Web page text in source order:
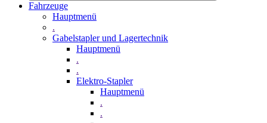
Fahrzeuge
Hauptmenü
.
Gabelstapler und Lagertechnik
Hauptmenü
.
.
Elektro-Stapler
Hauptmenü
.
.